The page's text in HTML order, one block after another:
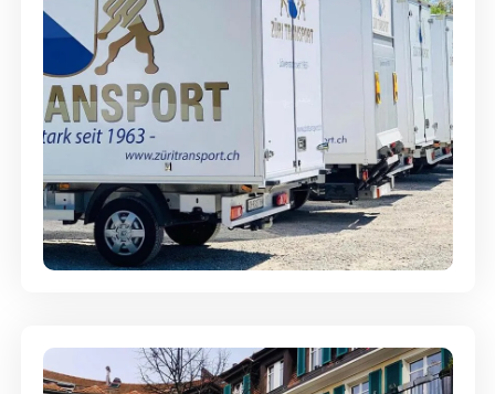
Möbellagerung - Alles sicher
aufbewahrt